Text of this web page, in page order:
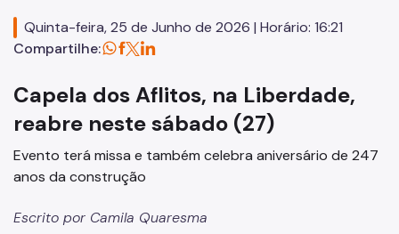
Concursos
Formação
EMIA
Piapi
Quinta-feira, 25 de Junho de 2026 | Horário: 16:21
Compartilhe:
Capela dos Aflitos, na Liberdade,
reabre neste sábado (27)
Evento terá missa e também celebra aniversário de 247
anos da construção
Escrito por Camila Quaresma